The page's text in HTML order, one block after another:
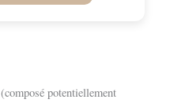
(composé potentiellement